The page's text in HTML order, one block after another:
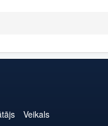
Veikals